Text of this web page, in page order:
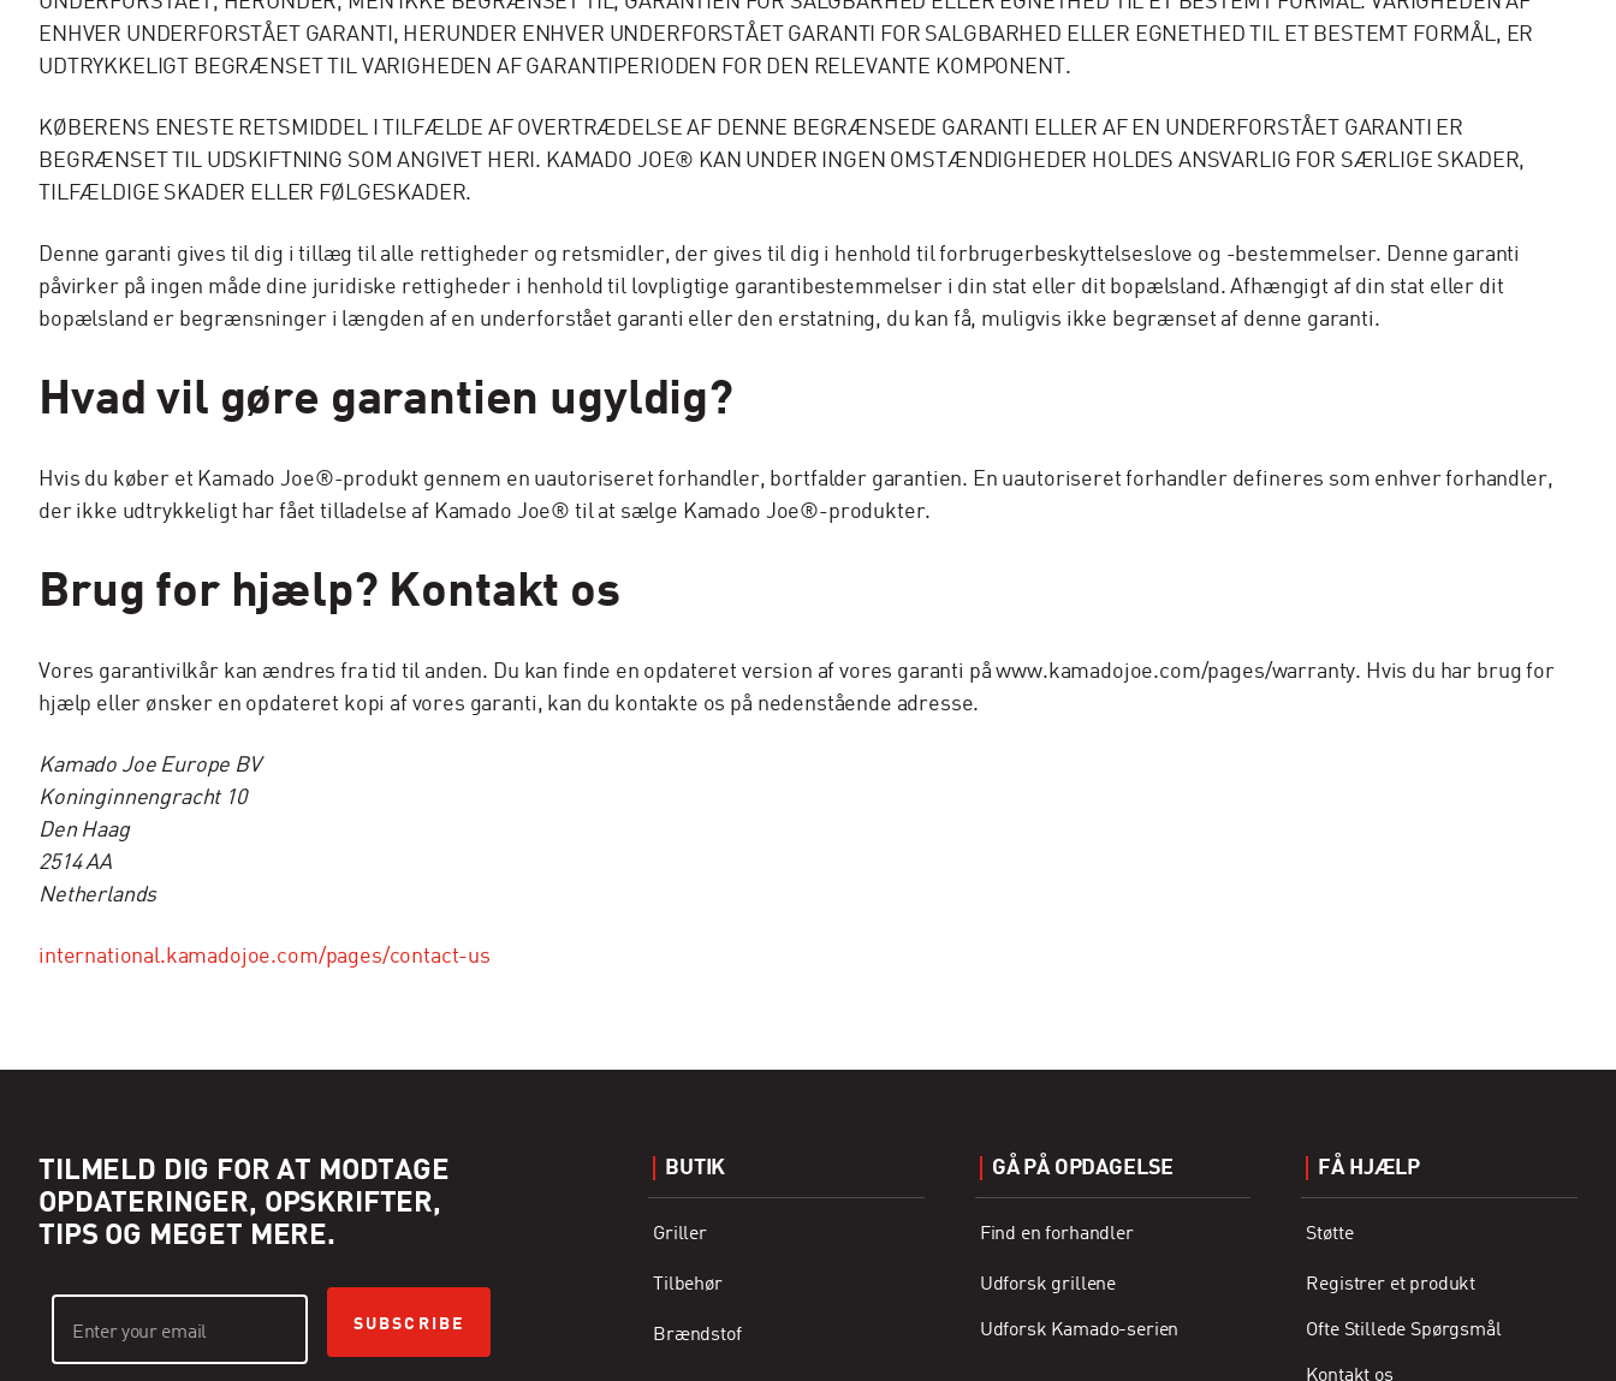
ENHVER UNDERFORSTÅET GARANTI, HERUNDER ENHVER UNDERFORSTÅET GARANTI FOR SALGBARHED ELLER EGNETHED TIL ET BESTEMT FORMÅL, ER
UDTRYKKELIGT BEGRÆNSET TIL VARIGHEDEN AF GARANTIPERIODEN FOR DEN RELEVANTE KOMPONENT.
KØBERENS ENESTE RETSMIDDEL I TILFÆLDE AF OVERTRÆDELSE AF DENNE BEGRÆNSEDE GARANTI ELLER AF EN UNDERFORSTÅET GARANTI ER
BEGRÆNSET TIL UDSKIFTNING SOM ANGIVET HERI. KAMADO JOE® KAN UNDER INGEN OMSTÆNDIGHEDER HOLDES ANSVARLIG FOR SÆRLIGE SKADER,
TILFÆLDIGE SKADER ELLER FØLGESKADER.
Denne garanti gives til dig i tillæg til alle rettigheder og retsmidler, der gives til dig i henhold til forbrugerbeskyttelseslove og -bestemmelser. Denne garanti
påvirker på ingen måde dine juridiske rettigheder i henhold til lovpligtige garantibestemmelser i din stat eller dit bopælsland. Afhængigt af din stat eller dit
bopælsland er begrænsninger i længden af en underforstået garanti eller den erstatning, du kan få, muligvis ikke begrænset af denne garanti.
Hvad vil gøre garantien ugyldig?
Hvis du køber et Kamado Joe®-produkt gennem en uautoriseret forhandler, bortfalder garantien. En uautoriseret forhandler defineres som enhver forhandler,
der ikke udtrykkeligt har fået tilladelse af Kamado Joe® til at sælge Kamado Joe®-produkter.
Brug for hjælp? Kontakt os
Vores garantivilkår kan ændres fra tid til anden. Du kan finde en opdateret version af vores garanti på www.kamadojoe.com/pages/warranty. Hvis du har brug for
hjælp eller ønsker en opdateret kopi af vores garanti, kan du kontakte os på nedenstående adresse.
Kamado Joe Europe BV
Koninginnengracht 10
Den Haag
2514 AA
Netherlands
international.kamadojoe.com/pages/contact-us
TILMELD DIG FOR AT MODTAGE
OPDATERINGER, OPSKRIFTER,
TIPS OG MEGET MERE.
SUBSCRIBE
BUTIK
Griller
Tilbehør
Brændstof
GÅ PÅ OPDAGELSE
Find en forhandler
Udforsk grillene
Udforsk Kamado-serien
FÅ HJÆLP
Støtte
Registrer et produkt
Ofte Stillede Spørgsmål
Kontakt os